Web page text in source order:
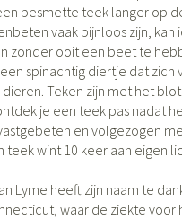
besmette teek langer op
vaak pijnloos zijn, kan
zonder ooit een beet te
spinachtig diertje dat
dieren. Teken zijn met het
je een teek pas nadat
en volgezogen
teek wint 10 keer aan eigen
Lyme heeft zijn naam te
waar de ziekte voor